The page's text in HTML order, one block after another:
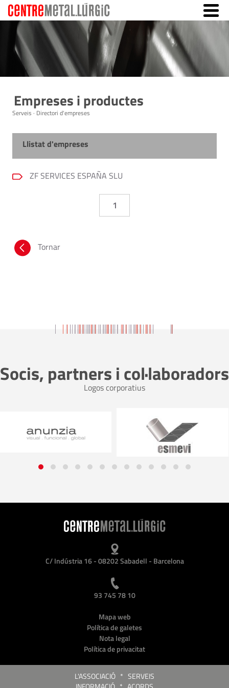
Empreses i productes
Serveis · Directori d'empreses
Llistat d'empreses
ZF SERVICES ESPAÑA SLU
1
Tornar
Socis, partners i col·laboradors
Logos corporatius
C/ Indústria 16 - 08202 Sabadell - Barcelona
93 745 78 10
Mapa web
Política de galetes
Nota legal
Política de privacitat
L'ASSOCIACIÓ * SERVEIS